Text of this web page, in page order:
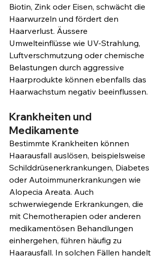
Biotin, Zink oder Eisen, schwächt die
Haarwurzeln und fördert den
Haarverlust. Äussere
Umwelteinflüsse wie UV-Strahlung,
Luftverschmutzung oder chemische
Belastungen durch aggressive
Haarprodukte können ebenfalls das
Haarwachstum negativ beeinflussen.
Krankheiten und
Medikamente
Bestimmte Krankheiten können
Haarausfall auslösen, beispielsweise
Schilddrüsenerkrankungen, Diabetes
oder Autoimmunerkrankungen wie
Alopecia Areata. Auch
schwerwiegende Erkrankungen, die
mit Chemotherapien oder anderen
medikamentösen Behandlungen
einhergehen, führen häufig zu
Haarausfall. In solchen Fällen handelt